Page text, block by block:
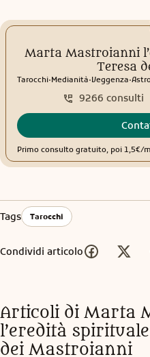
Marta Mastroianni
Teresa
Tarocchi.Medianità.Veggenza.
9266 consulti
Primo consulto gratuito, poi 1,5€/
Tags Tarocchi
Condividi articolo
Articoli di Marta
l’eredità
dei Mastroianni